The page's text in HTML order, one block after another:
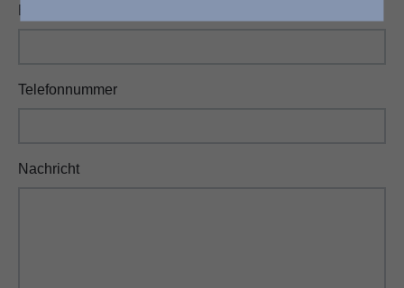
Telefonnummer
Nachricht